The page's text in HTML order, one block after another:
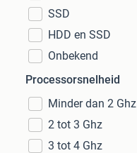
SSD
HDD en SSD
Onbekend
Processorsnelheid
Minder dan 2 Ghz
2 tot 3 Ghz
3 tot 4 Ghz